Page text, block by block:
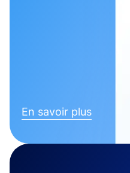
En savoir plus